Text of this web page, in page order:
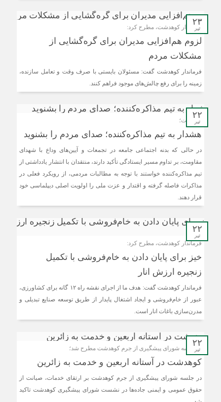
۲۳
تیر
فرماندار کوهدشت، مطرح کرد:
لزوم هم‌افزایی مدیران برای گره‌گشایی از
مشکلات مردم
فرماندار کوهدشت گفت: مسئولان بایستی با صرف وقت و تعامل سازنده،
زمینه را برای رفع چالش‌های موجود فراهم کنند.
۲۲
تیر
یادداشت؛
هشدار به تیم مذاکره‌کننده؛ صدای مردم را بشنوید
در حالی که بدنه اجتماعی جامعه در تجمعات و آیین‌های وداع با شهدای
مقاومت، بر تداوم مسیر ایستادگی تأکید دارند، منتقدان با انتشار یادداشتی از
تیم مذاکره‌کننده خواستند با توجه به مطالبات مردمی، از رویکرد فعلی در
مذاکرات فاصله گرفته و اقتدار و عزت ملی را اولویت اصلی دیپلماسی خود
قرار دهند.
۲۲
تیر
فرماندار کوهدشت، مطرح کرد:
خیز برای پایان دادن به خام‌فروشی با تکمیل
زنجیره ارزش انار
فرماندار کوهدشت گفت: هدف ما از اجرای نقشه راه ۱۲ گانه برای کشاورزی،
عبور از خام‌فروشی و ایجاد اشتغال پایدار از طریق توسعه صنایع تبدیلی و
مدرن‌سازی باغات انار است.
۲۲
تیر
در جلسه شورای پیشگیری از جرم کوهدشت مطرح شد؛
کوهدشت در آستانه اربعین و خدمت‌ به زائرین
در جلسه شورای پیشگیری از جرم کوهدشت بر ارتقای خدمات، صیانت از
حقوق عمومی و ایمنی جاده‌ها در نشست شورای پیشگیری کوهدشت تاکید